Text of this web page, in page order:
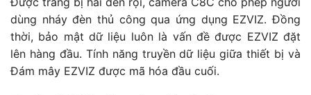
dùng nháy đèn thủ công qua ứng dụng EZVIZ. Đồng
thời, bảo mật dữ liệu luôn là vấn đề được EZVIZ đặt
lên hàng đầu. Tính năng truyền dữ liệu giữa thiết bị và
Đám mây EZVIZ được mã hóa đầu cuối.